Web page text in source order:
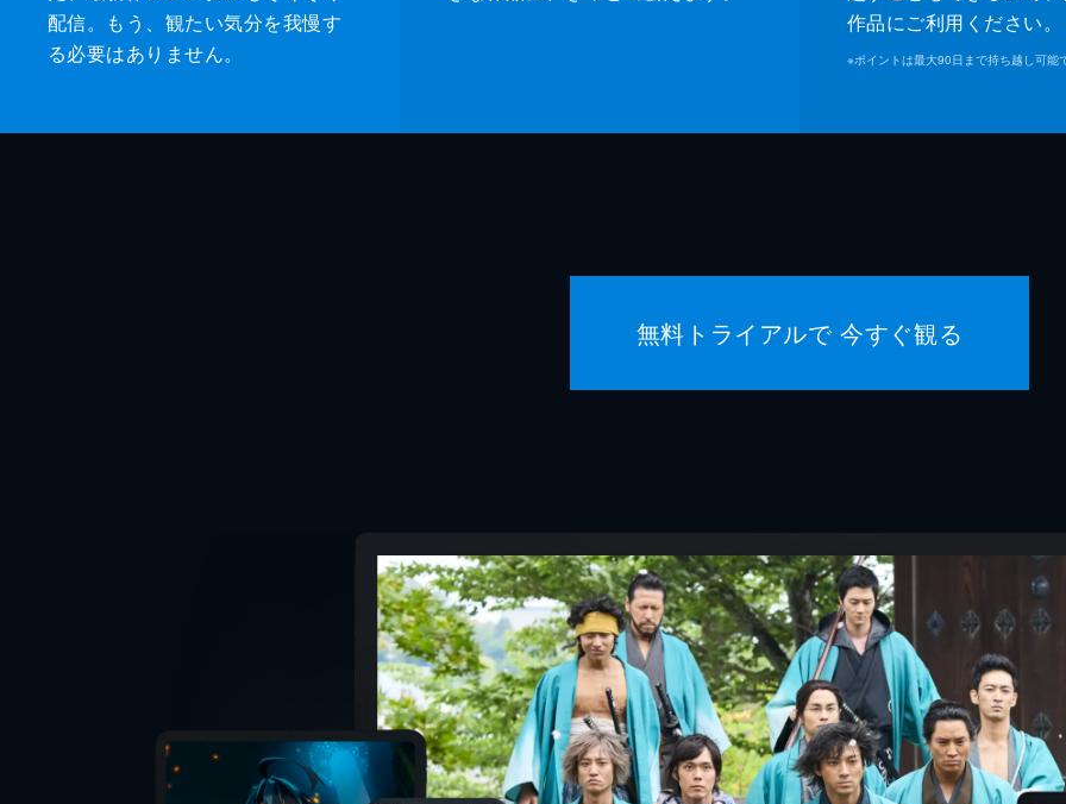
脚本 デイミ
音楽 ジャス
製作 ジェ
配信。もう、観たい気分を我慢す
る必要はありません。
作品にご利用ください。
※ポイントは最大90日まで持ち越し可能で
無料トライアルで 今すぐ観る